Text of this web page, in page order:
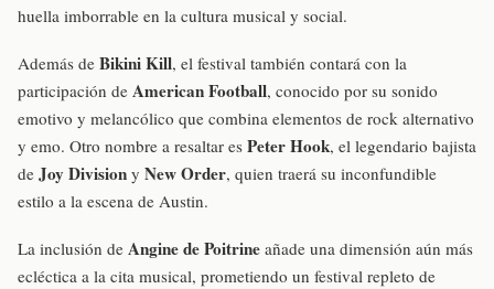
huella imborrable en la cultura musical y social.
Además de Bikini Kill, el festival también contará con la
participación de American Football, conocido por su sonido
emotivo y melancólico que combina elementos de rock alternativo
y emo. Otro nombre a resaltar es Peter Hook, el legendario bajista
de Joy Division y New Order, quien traerá su inconfundible
estilo a la escena de Austin.
La inclusión de Angine de Poitrine añade una dimensión aún más
ecléctica a la cita musical, prometiendo un festival repleto de